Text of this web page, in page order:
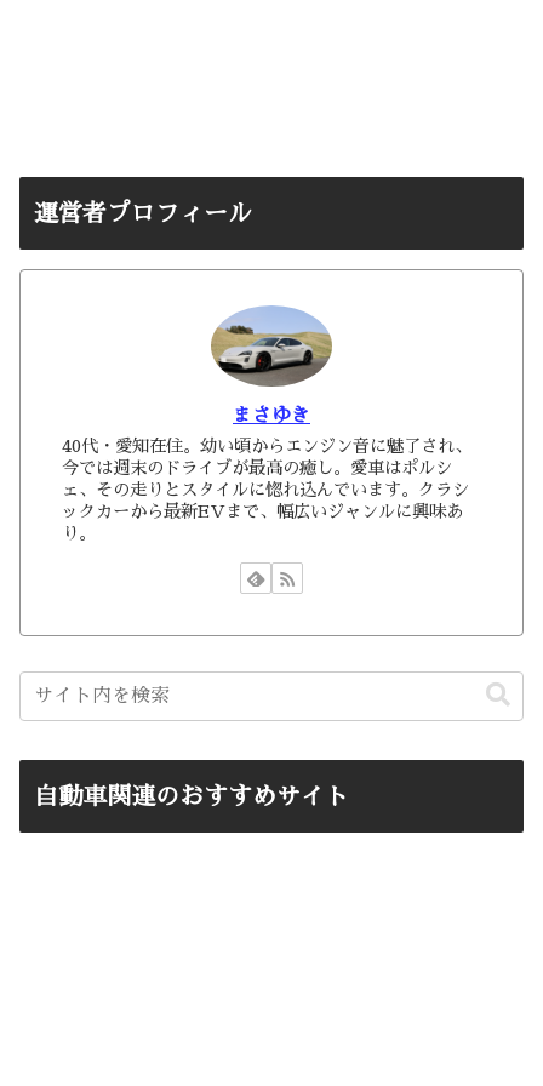
運営者プロフィール
まさゆき
40代・愛知在住。幼い頃からエンジン音に魅了され、
今では週末のドライブが最高の癒し。愛車はポルシ
ェ、その走りとスタイルに惚れ込んでいます。クラシ
ックカーから最新EVまで、幅広いジャンルに興味あ
り。
自動車関連のおすすめサイト